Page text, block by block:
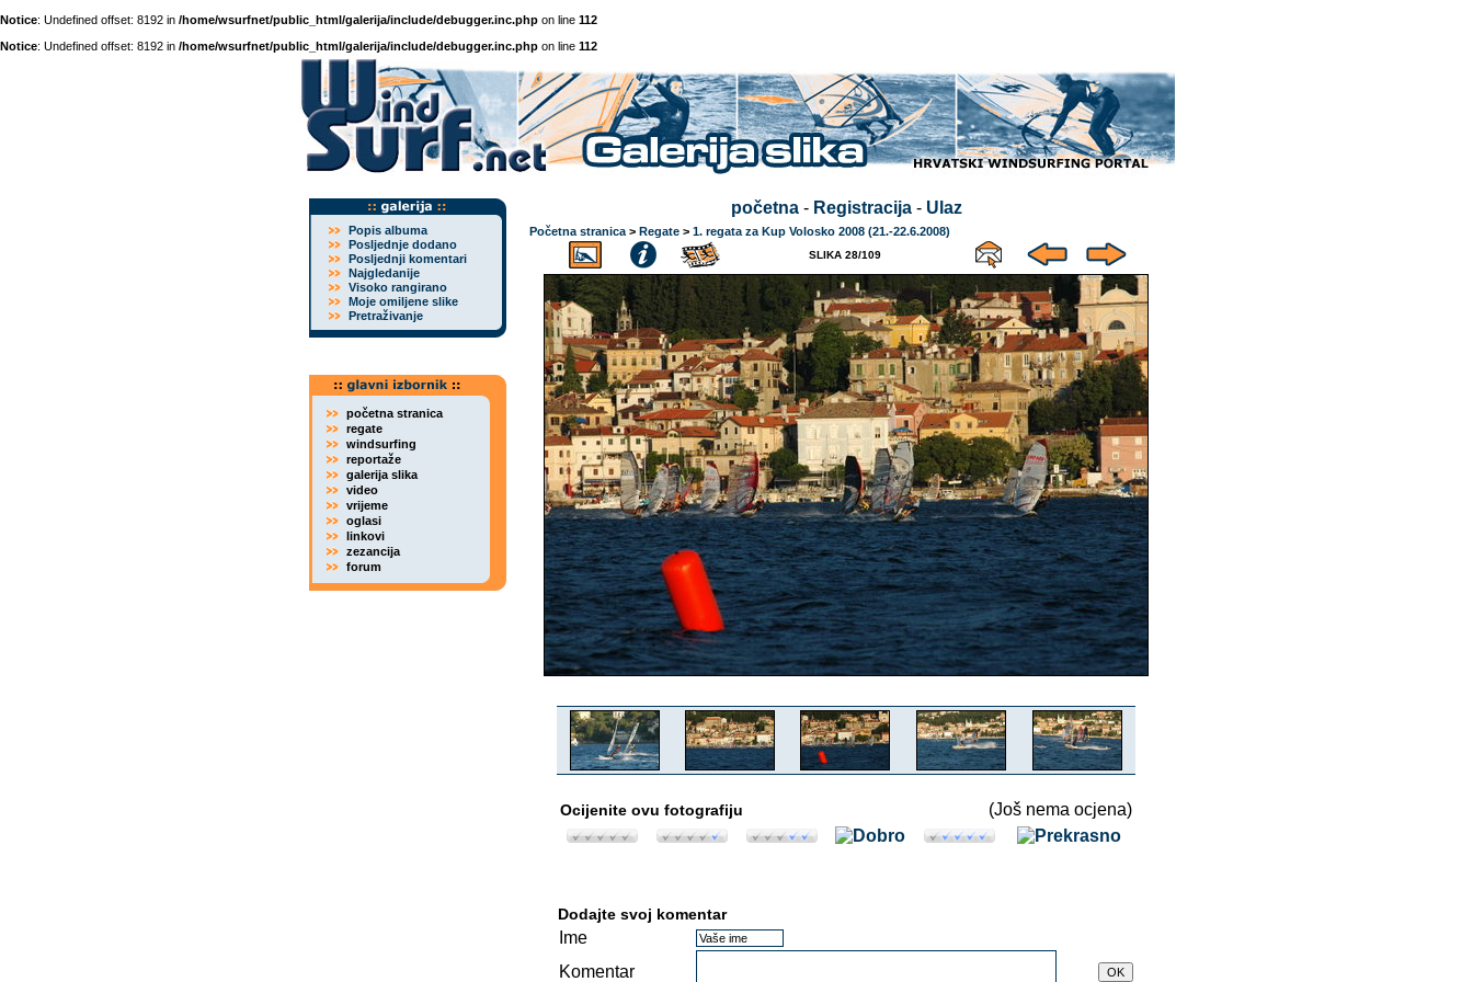
Notice: Undefined offset: 8192 in /home/wsurfnet/public_html/galerija/include/debugger.inc.php on line 112
Notice: Undefined offset: 8192 in /home/wsurfnet/public_html/galerija/include/debugger.inc.php on line 112
Popis albuma
Posljednje dodano
Posljednji komentari
Najgledanije
Visoko rangirano
Moje omiljene slike
Pretraživanje
početna stranica
regate
windsurfing
reportaže
galerija slika
video
vrijeme
oglasi
linkovi
zezancija
forum
početna- Registracija- Ulaz
Početna stranica > Regate > 1. regata za Kup Volosko 2008 (21.-22.6.2008)
SLIKA 28/109
Ocijenite ovu fotografiju (Još nema ocjena)
Dodajte svoj komentar
Ime
Komentar